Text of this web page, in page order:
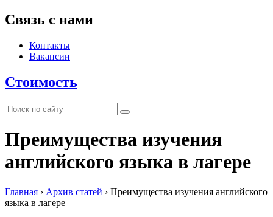
Связь с нами
Контакты
Вакансии
Стоимость
Преимущества изучения
английского языка в лагере
Главная › Архив статей › Преимущества изучения английского
языка в лагере